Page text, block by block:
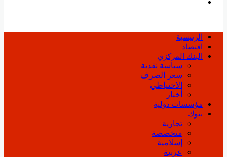
الرئيسية
اقتصاد
البنك المركزي
سياسة نقدية
سعر الصرف
الاحتياطي
أخبار
مؤسسات دولية
بنوك
تجارية
متخصصة
إسلامية
عربية